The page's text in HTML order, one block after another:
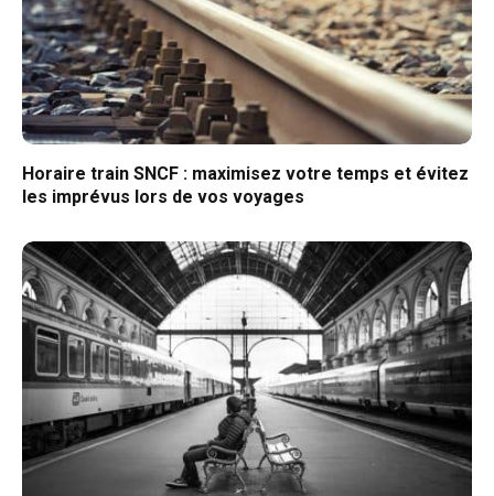
Horaire train SNCF : maximisez votre temps et évitez
les imprévus lors de vos voyages